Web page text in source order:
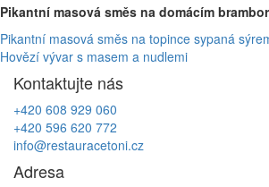
Pikantní masová směs na domácím
Navigace
pro
příspěvek
Pikantní masová směs na topince sypaná
Hovězí vývar s masem a nudlemi
Kontaktujte nás
+420 608 929 060
+420 596 620 772
info@restauracetoni.cz
Adresa